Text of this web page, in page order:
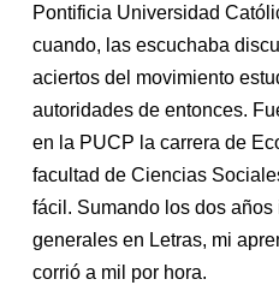
Pontificia Universidad
cuando, las escuchaba
aciertos del movimiento
autoridades de entonces.
en la PUCP la carrera de
facultad de Ciencias
fácil. Sumando los dos
generales en Letras, mi
corrió a mil por hora.